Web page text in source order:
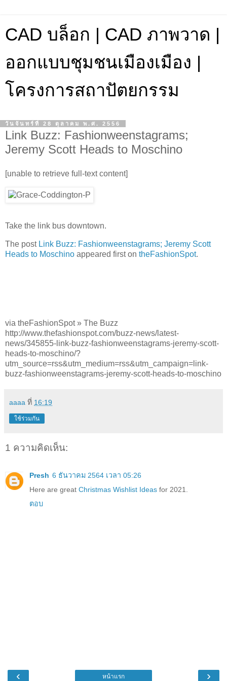
CAD บล็อก | CAD ภาพวาด |
ออกแบบชุมชนเมืองเมือง |
โครงการสถาปัตยกรรม
วันจันทร์ที่ 28 ตุลาคม พ.ศ. 2556
Link Buzz: Fashionweenstagrams;
Jeremy Scott Heads to Moschino
[unable to retrieve full-text content]
Take the link bus downtown.
The post Link Buzz: Fashionweenstagrams; Jeremy Scott
Heads to Moschino appeared first on theFashionSpot.
via theFashionSpot » The Buzz
http://www.thefashionspot.com/buzz-news/latest-
news/345855-link-buzz-fashionweenstagrams-jeremy-scott-
heads-to-moschino/?
utm_source=rss&utm_medium=rss&utm_campaign=link-
buzz-fashionweenstagrams-jeremy-scott-heads-to-moschino
aaaa ที่ 16:19
ใช้ร่วมกัน
1 ความคิดเห็น:
Presh 6 ธันวาคม 2564 เวลา 05:26
Here are great Christmas Wishlist Ideas for 2021.
ตอบ
‹ ›
หน้าแรก